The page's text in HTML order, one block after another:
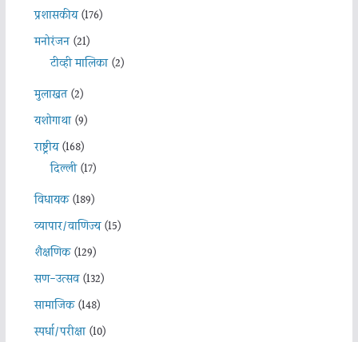
प्रशासकीय(176)
मनोरंजन(21)
टीव्ही मालिका(2)
मुलाखत(2)
यशोगाथा(9)
राष्ट्रीय(168)
दिल्ली(17)
विधायक(189)
व्यापार/वाणिज्य(15)
शैक्षणिक(129)
सण-उत्सव(132)
सामाजिक(148)
स्पर्धा/परीक्षा(10)